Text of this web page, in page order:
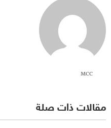
MCC
مقالات ذات صلة